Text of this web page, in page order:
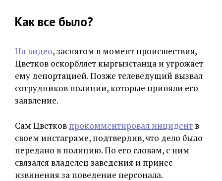
Как все было?
На видео, заснятом в момент происшествия,
Цветков оскорбляет кыргызстанца и угрожает
ему депортацией. Позже телеведущий вызвал
сотрудников полиции, которые приняли его
заявление.
Сам Цветков прокомментировал инцидент в
своем инстаграме, подтвердив, что дело было
передано в полицию. По его словам, с ним
связался владелец заведения и принес
извинения за поведение персонала.